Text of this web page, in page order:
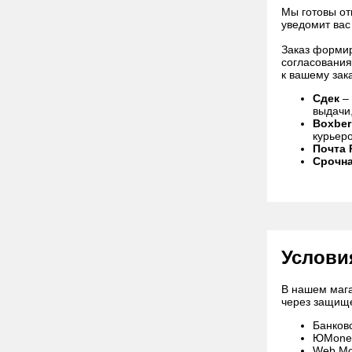
Мы готовы
уведомит
Заказ
к вашему
Сдек –
Почта
В нашем
через